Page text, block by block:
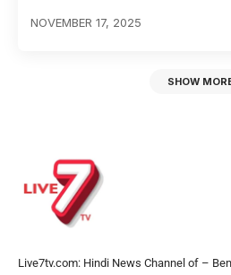
NOVEMBER 17, 2025
SHOW
Live7tv.com: Hindi News Channel of –